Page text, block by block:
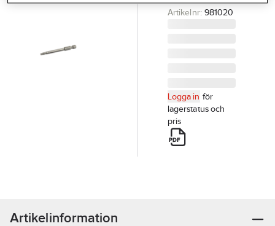
Företagsprofilering
Artikelnr: 981020
Logga in för
lagerstatus och
pris
Artikelinformation